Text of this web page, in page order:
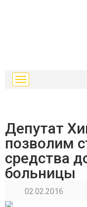
Депутат
позволим
средства
больницы
02.02.2016